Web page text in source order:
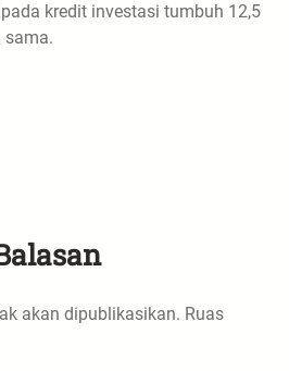
kredit investasi tumbuh 12,5
sama.
akan dipublikasikan. Ruas